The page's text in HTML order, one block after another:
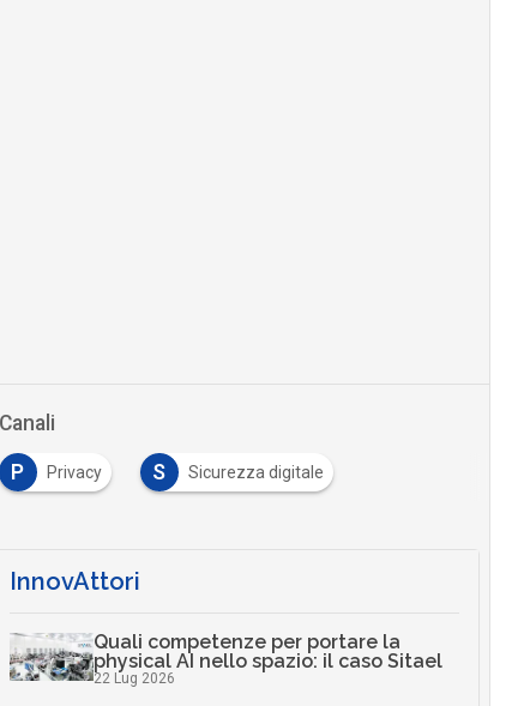
Canali
P Privacy S Sicurezza digitale
InnovAttori
Quali competenze per portare la
physical AI nello spazio: il caso Sitael
22 Lug 2026